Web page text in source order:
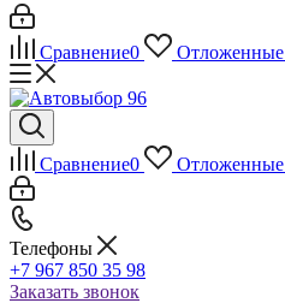
Сравнение0 Отложенные
Сравнение0 Отложенные
Телефоны
+7 967 850 35 98
Заказать звонок